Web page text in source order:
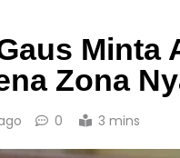
Minta
Zona
0 3 mins